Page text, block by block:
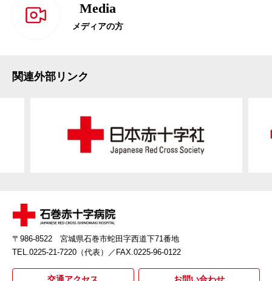
Media
メディアの方
関連外部リンク
〒986-8522 宮城県石巻市蛇田字西道下71番地
TEL.0225-21-7220（代表）
／FAX.0225-96-0122
交通アクセス お問い合わせ